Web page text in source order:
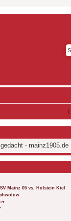
|
- mainz1905.de
Mainz 05 vs. Holstein Kiel